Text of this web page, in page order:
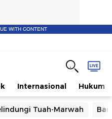
WITH CONTENT
Internasional Hukum
Tuah-Marwah